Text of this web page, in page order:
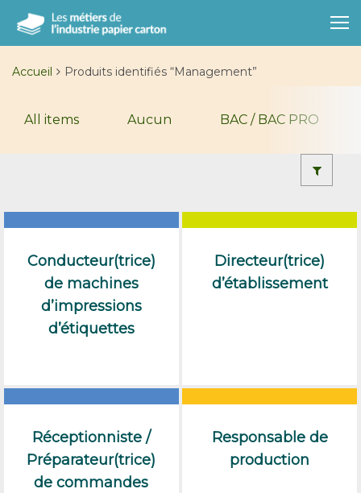
Accueil Produits identifiés “Management”
All items Aucun BAC / BAC PRO
Conducteur(trice)
de machines
d’impressions
d’étiquettes
Directeur(trice)
d’établissement
Réceptionniste /
Préparateur(trice)
de commandes
Responsable de
production